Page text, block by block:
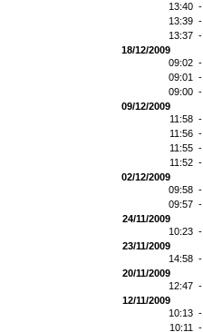
13:40 -
13:39 -
13:37 -
18/12/2009
09:02 -
09:01 -
09:00 -
09/12/2009
11:58 -
11:56 -
11:55 -
11:52 -
02/12/2009
09:58 -
09:57 -
24/11/2009
10:23 -
23/11/2009
14:58 -
20/11/2009
12:47 -
12/11/2009
10:13 -
10:11 -